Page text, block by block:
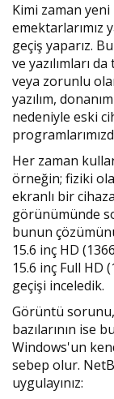
Kimi zaman yeni
emektarlarımız
geçiş yaparız.
ve yazılımları
veya zorunlu
yazılım,
nedeniyle eski
Her zaman
örneğin; fiziki
ekranlı bir
görünümünde
bunun
15.6 inç HD
15.6 inç Full HD
geçişi inceledik.
Görüntü sorunu,
bazılarının ise
Windows'un
sebep olur.
uygulayınız: